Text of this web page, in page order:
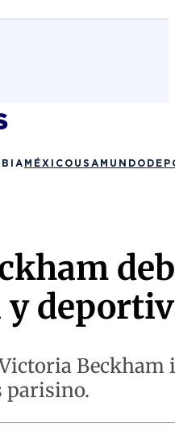
MÉXICO USA MUNDO
parisino.